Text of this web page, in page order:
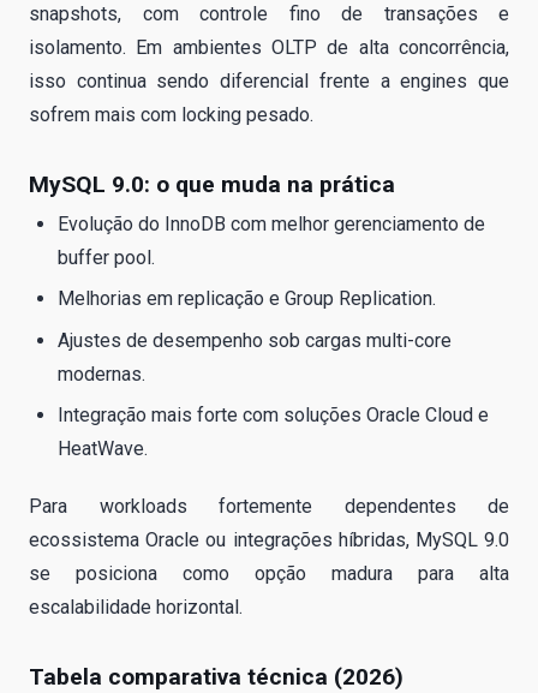
snapshots, com controle fino de transações e
isolamento. Em ambientes OLTP de alta concorrência,
isso continua sendo diferencial frente a engines que
sofrem mais com locking pesado.
MySQL 9.0: o que muda na prática
Evolução do InnoDB com melhor gerenciamento de
buffer pool.
Melhorias em replicação e Group Replication.
Ajustes de desempenho sob cargas multi-core
modernas.
Integração mais forte com soluções Oracle Cloud e
HeatWave.
Para workloads fortemente dependentes de
ecossistema Oracle ou integrações híbridas, MySQL 9.0
se posiciona como opção madura para alta
escalabilidade horizontal.
Tabela comparativa técnica (2026)